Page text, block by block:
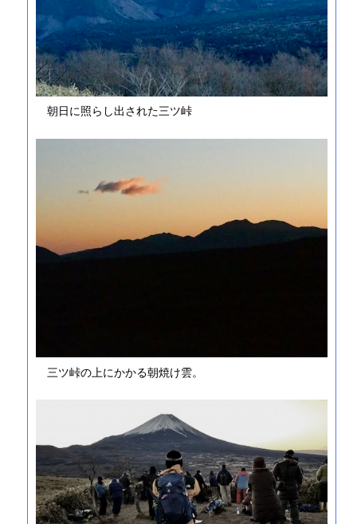
朝日に照らし出された三ツ峠
三ツ峠の上にかかる朝焼け雲。